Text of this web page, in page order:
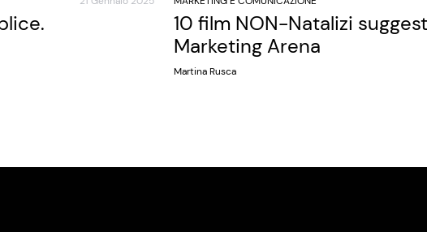
10 film NON-Natalizi
Marketing Arena
Martina Rusca